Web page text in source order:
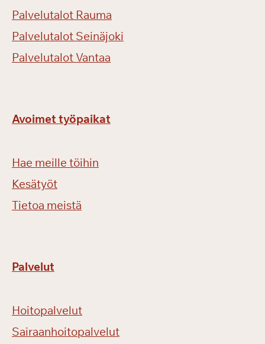
Palvelutalot Rauma
Palvelutalot Seinäjoki
Palvelutalot Vantaa
Avoimet työpaikat
Hae meille töihin
Kesätyöt
Tietoa meistä
Palvelut
Hoitopalvelut
Sairaanhoitopalvelut